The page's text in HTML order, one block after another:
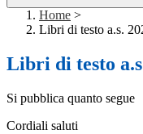
Home >
Libri di testo a.s.
Libri di testo
Si pubblica quanto segue
Cordiali saluti